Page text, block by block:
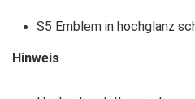
S5 Emblem in hochglanz
Hinweis